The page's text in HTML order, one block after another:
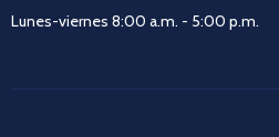
Lunes-viernes 8:00 a.m. - 5:00 p.m.